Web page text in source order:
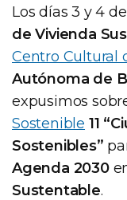
Los días 3 y 4
de Vivienda
Centro Cultural
Autónoma de
expusimos
Sostenible 11
Sostenibles”
Agenda 2030
Sustentable.